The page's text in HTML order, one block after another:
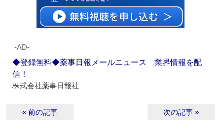
‐AD‐
◆登録無料◆薬事日報メールニュース 業界情報を配
信！
株式会社薬事日報社
« 前の記事 次の記事 »